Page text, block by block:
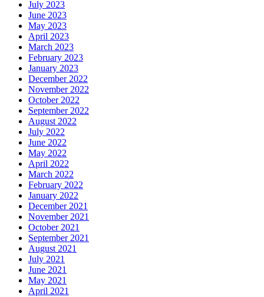
July 2023
June 2023
May 2023
April 2023
March 2023
February 2023
January 2023
December 2022
November 2022
October 2022
September 2022
August 2022
July 2022
June 2022
May 2022
April 2022
March 2022
February 2022
January 2022
December 2021
November 2021
October 2021
September 2021
August 2021
July 2021
June 2021
May 2021
April 2021